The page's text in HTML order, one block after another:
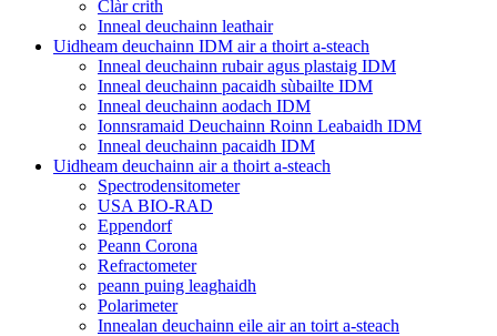
Clàr crith
Inneal deuchainn leathair
Uidheam deuchainn IDM air a thoirt a-steach
Inneal deuchainn rubair agus plastaig IDM
Inneal deuchainn pacaidh sùbailte IDM
Inneal deuchainn aodach IDM
Ionnsramaid Deuchainn Roinn Leabaidh IDM
Inneal deuchainn pacaidh IDM
Uidheam deuchainn air a thoirt a-steach
Spectrodensitometer
USA BIO-RAD
Eppendorf
Peann Corona
Refractometer
peann puing leaghaidh
Polarimeter
Innealan deuchainn eile air an toirt a-steach